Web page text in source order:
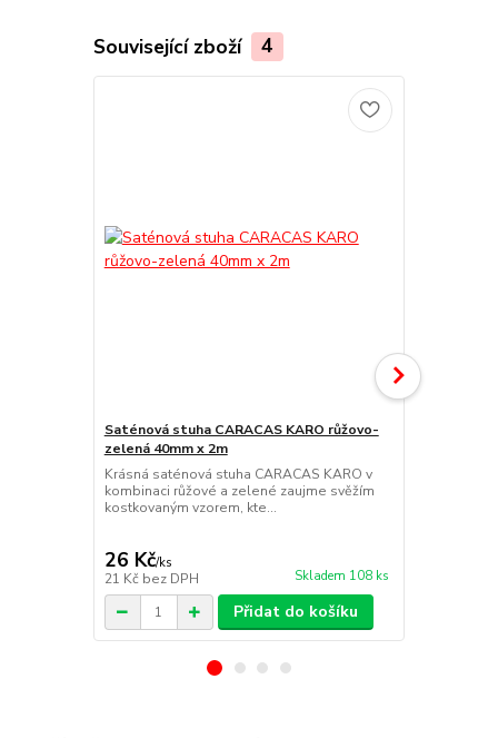
Související zboží 4
Saténová stuha CARACAS KARO růžovo-
zelená 40mm x 2m
Krásná saténová stuha CARACAS KARO v
kombinaci růžové a zelené zaujme svěžím
kostkovaným vzorem, kte...
26 Kč/ks
21 Kč bez DPH Skladem 108 ks
Přidat do košíku